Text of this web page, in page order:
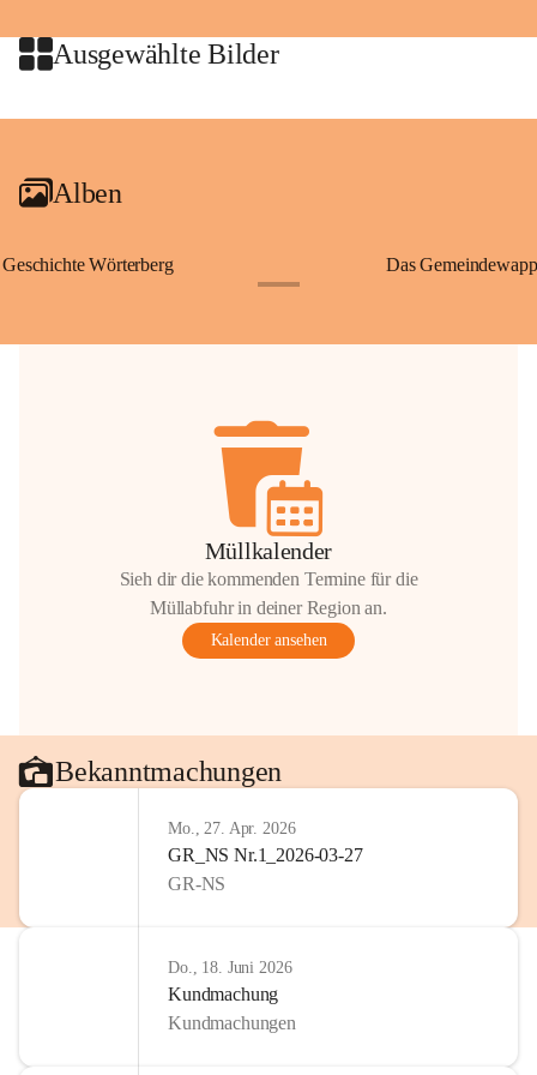
🔏 Zum Schutz unseres Gemeindearchivs danken wir allen Bürgerinnen
Erinnerungen, die dazu beitragen, die Geschichte unserer Heimat
Ausgewählte Bilder
+2
Alben
Geschichte Wörterberg Das
Müllkalender
Sieh dir die kommenden Termine für die
Müllabfuhr in deiner Region an.
Kalender ansehen
Bekanntmachungen
Mo., 27. Apr. 2026
GR_NS Nr.1_2026-03-27
GR-NS
Do., 18. Juni 2026
Kundmachung
Kundmachungen